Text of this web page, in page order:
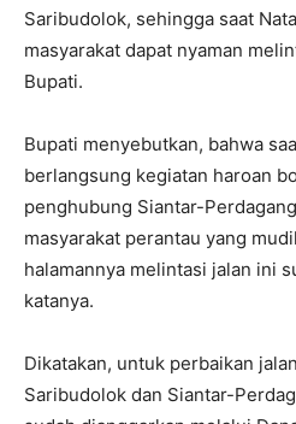
Saribudolok, sehingga saat
masyarakat dapat nyaman
Bupati.
Bupati menyebutkan, bahwa
berlangsung kegiatan haroan
penghubung Siantar-
masyarakat perantau yang
halamannya melintasi jalan ini
katanya.
Dikatakan, untuk perbaikan
Saribudolok dan Siantar-